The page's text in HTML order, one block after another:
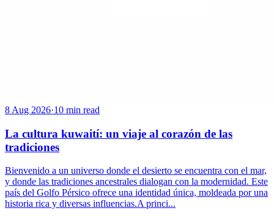
8 Aug 2026·10 min read
La cultura kuwaití: un viaje al corazón de las
tradiciones
Bienvenido a un universo donde el desierto se encuentra con el mar,
y donde las tradiciones ancestrales dialogan con la modernidad. Este
país del Golfo Pérsico ofrece una identidad única, moldeada por una
historia rica y diversas influencias.A princi...